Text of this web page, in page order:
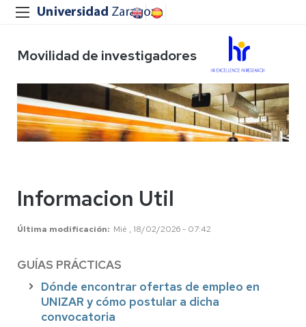
Movilidad de investigadores
Informacion Util
Última modificación Mié , 18/02/2026 - 07:42
GUÍAS PRÁCTICAS
Dónde encontrar ofertas de empleo en
UNIZAR y cómo postular a dicha
convocatoria